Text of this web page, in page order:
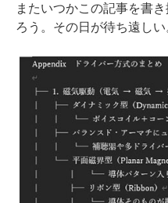
またいつかこの記事を書
ろう。その日が待ち遠しい